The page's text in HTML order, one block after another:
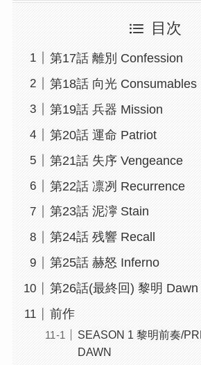
目次
第17話 離別 Confession
第18話 向光 Consumables
第19話 兵器 Mission
第20話 運命 Patriot
第21話 失序 Vengeance
第22話 凛冽 Recurrence
第23話 泥濘 Stain
第24話 残響 Recall
第25話 赫怒 Inferno
第26話(最終回) 黎明 Dawn
前作
SEASON 1 黎明前奏/
DAWN